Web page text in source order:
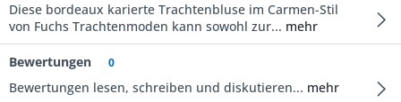
Diese bordeaux karierte Trachtenbluse im Carmen-Stil
von Fuchs Trachtenmoden kann sowohl zur... mehr
Bewertungen 0
Bewertungen lesen, schreiben und diskutieren... mehr